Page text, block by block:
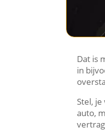
Dat is
in
Stel,
auto,